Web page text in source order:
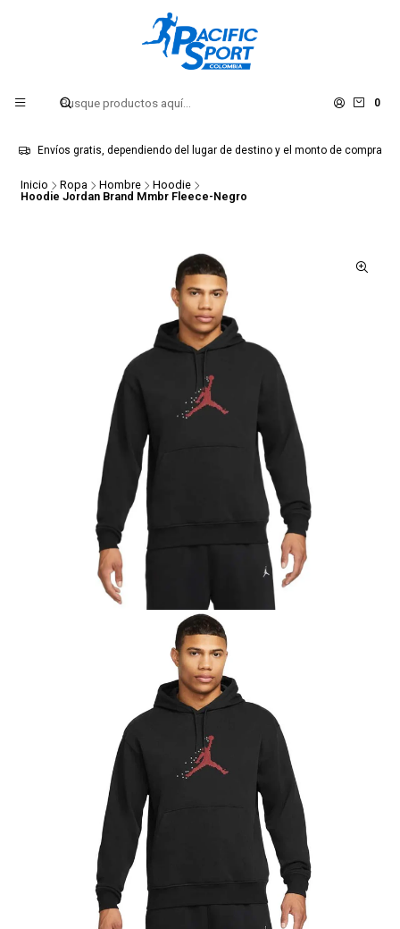
0
Envíos gratis, dependiendo del lugar de destino y el monto de compra
Inicio Ropa Hombre
Hoodie
Hoodie Jordan Brand Mmbr Fleece-Negro